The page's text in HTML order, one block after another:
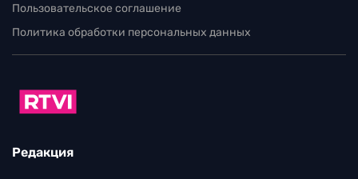
Пользовательское соглашение
Политика обработки персональных данных
Редакция